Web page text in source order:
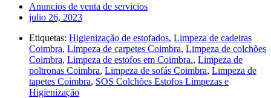
Anuncios de venta de servicios
julio 26, 2023
Etiquetas: Higienização de estofados, Limpeza de cadeiras
Coimbra, Limpeza de carpetes Coimbra, Limpeza de colchões
Coimbra, Limpeza de estofos em Coimbra., Limpeza de
poltronas Coimbra, Limpeza de sofás Coimbra, Limpeza de
tapetes Coimbra, SOS Colchões Estofos Limpezas e
Higienização